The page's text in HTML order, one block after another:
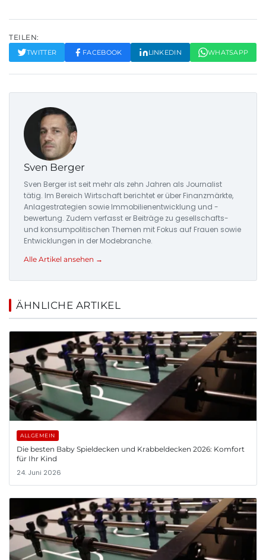
TEILEN:
TWITTER FACEBOOK LINKEDIN WHATSAPP
Sven Berger
Sven Berger ist seit mehr als zehn Jahren als Journalist
tätig. Im Bereich Wirtschaft berichtet er über Finanzmärkte,
Anlagestrategien sowie Immobilienentwicklung und -
bewertung. Zudem verfasst er Beiträge zu gesellschafts-
und konsumpolitischen Themen mit Fokus auf Frauen sowie
Entwicklungen in der Modebranche.
Alle Artikel ansehen →
ÄHNLICHE ARTIKEL
ALLGEMEIN
Die besten Baby Spieldecken und Krabbeldecken 2026: Komfort
für Ihr Kind
24. Juni 2026